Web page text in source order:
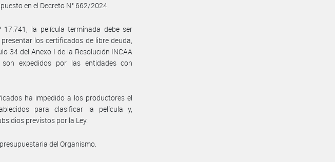
en el Decreto N° 662/2024.
la película terminada debe ser
los certificados de libre deuda,
34 del Anexo I de la Resolución INCAA
expedidos por las entidades con
ha impedido a los productores el
para clasificar la película y,
previstos por la Ley.
del Organismo.